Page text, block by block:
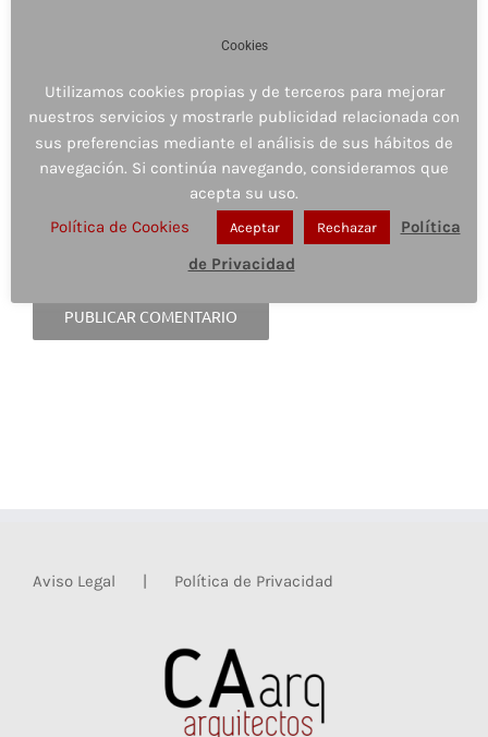
Guardar mi nombre, email y sitio web en este
navegador para la próxima vez que comente.
Aviso Legal Política de Privacidad
Cookies
Utilizamos cookies propias y de terceros para mejorar
nuestros servicios y mostrarle publicidad relacionada con
sus preferencias mediante el análisis de sus hábitos de
navegación. Si continúa navegando, consideramos que
acepta su uso.
Política de Cookies
Aceptar Rechazar
Política
de Privacidad